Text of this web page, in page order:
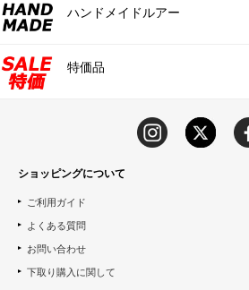
ハンドメイドルアー
特価品
ショッピングについて
ご利用ガイド
よくある質問
お問い合わせ
下取り購入に関して